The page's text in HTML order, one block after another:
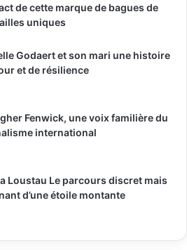
de cette marque de bagues de
uniques
Godaert et son mari une histoire
et de résilience
Fenwick, une voix familière du
international
Loustau Le parcours discret mais
d’une étoile montante